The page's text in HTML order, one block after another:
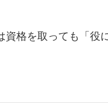
資格を取っても「役